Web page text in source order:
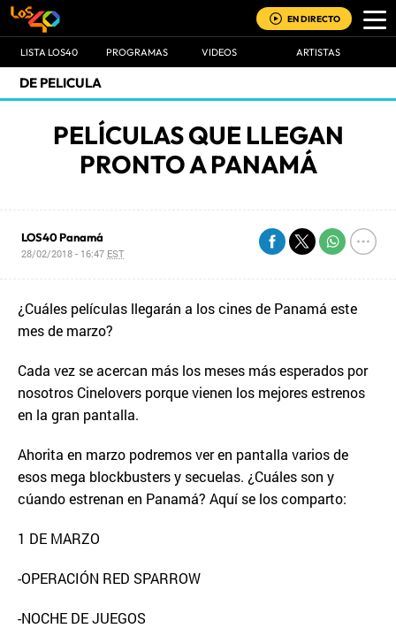
EN DIRECTO
LISTA LOS40 PROGRAMAS VIDEOS ARTISTAS
DE PELICULA
PELÍCULAS QUE LLEGAN
PRONTO A PANAMÁ
LOS40 Panamá
28/02/2018 - 16:47 EST
¿Cuáles películas llegarán a los cines de Panamá este
mes de marzo?
Cada vez se acercan más los meses más esperados por
nosotros Cinelovers porque vienen los mejores estrenos
en la gran pantalla.
Ahorita en marzo podremos ver en pantalla varios de
esos mega blockbusters y secuelas. ¿Cuáles son y
cúando estrenan en Panamá? Aquí se los comparto:
1 DE MARZO
-OPERACIÓN RED SPARROW
-NOCHE DE JUEGOS